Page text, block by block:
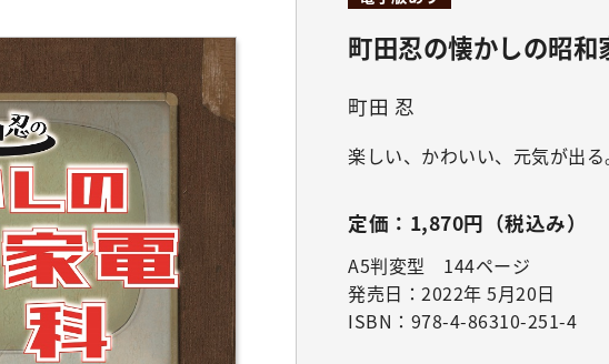
町田忍の懐かしの昭和
町田 忍
楽しい、かわいい、元気が出
定価：1,870円（税込み）
A5判変型 144ページ
発売日：2022年 5月20日
ISBN：978-4-86310-251-4